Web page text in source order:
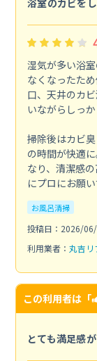
浴室のカビを
湿気が多い浴
なくなったた
口、天井のカ
いながらしっ
掃除後はカビ
の時間が快適
なり、清潔感
にプロにお願
お風呂清掃
投稿日：2026/
利用業者： 丸吉リ
この利用者は「
とても満足感